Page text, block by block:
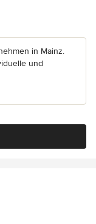
in Mainz.
und